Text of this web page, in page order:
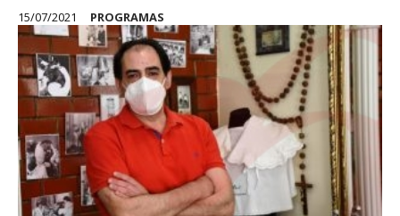
15/07/2021 PROGRAMAS